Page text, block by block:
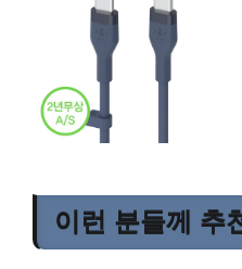
이런 분들께 추